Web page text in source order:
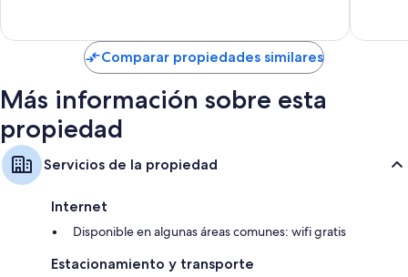
Comparar propiedades similares
Más información sobre esta
propiedad
Servicios de la propiedad
Internet
Disponible en algunas áreas comunes: wifi gratis
Estacionamiento y transporte